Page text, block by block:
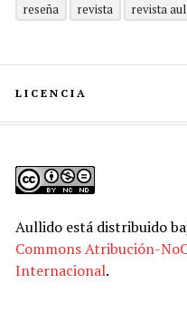
reseña
revista revista
LICENCIA
Aullidoestá distribuido
Commons Atribución-
Internacional.